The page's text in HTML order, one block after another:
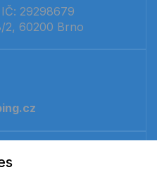
IČ: 29298679
2, 60200 Brno